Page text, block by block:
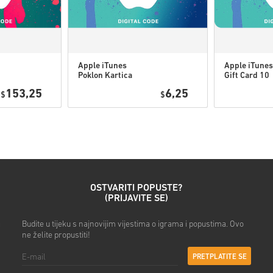
Pogledaj brzi vodič iznad ili
• Unesi svoju e-mail adresu
• Odaberi željeni način
$ 153,25
Apple iTunes
Poklon Kartica
$6,25
Apple iTunes
Gift Card 10
OSTVARITI POPUSTE?
(PRIJAVITE SE)
Budite u tijeku s najnovijim vijestima o igrama i popustima. Ovo
ne želite propustiti!
PRETPLATITE SE